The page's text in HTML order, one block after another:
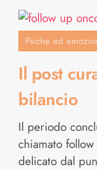
Psiche ed
Il post
bilancio
Il periodo
chiamato
delicato dal